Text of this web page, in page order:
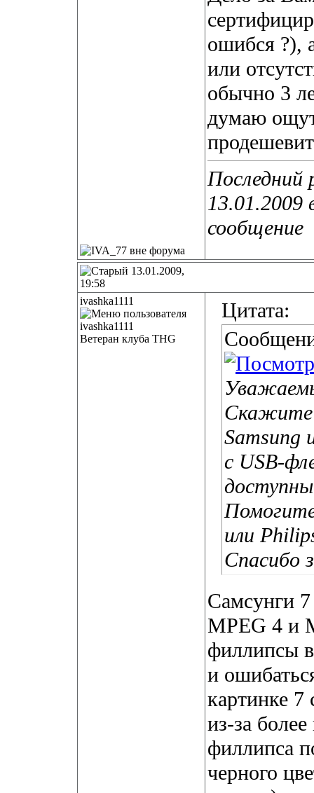
ошибся ?),
или
обычно 3
думаю
Последний
13.01.2009
сообщение
13.01.2009,
19:58
ivashka1111
Ветеран клуба THG
Цитата:
Скажите
Samsung
с USB-
или
Спасибо
Самсунги
MPEG 4 и
филлипсы
и
картинке 7
из-за
филлипса
черного